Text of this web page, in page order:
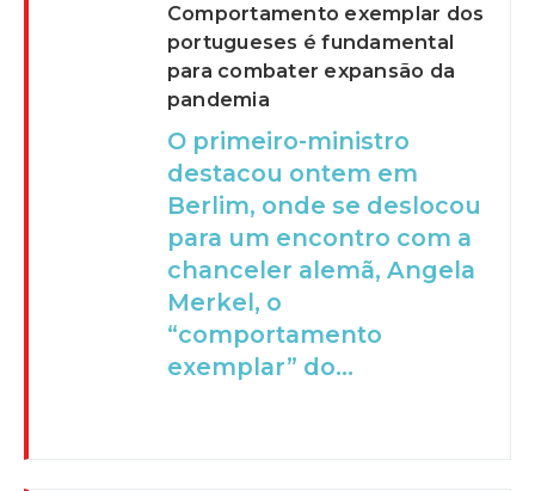
Comportamento exemplar dos
portugueses é fundamental
para combater expansão da
pandemia
O primeiro-ministro
destacou ontem em
Berlim, onde se deslocou
para um encontro com a
chanceler alemã, Angela
Merkel, o
“comportamento
exemplar” do...